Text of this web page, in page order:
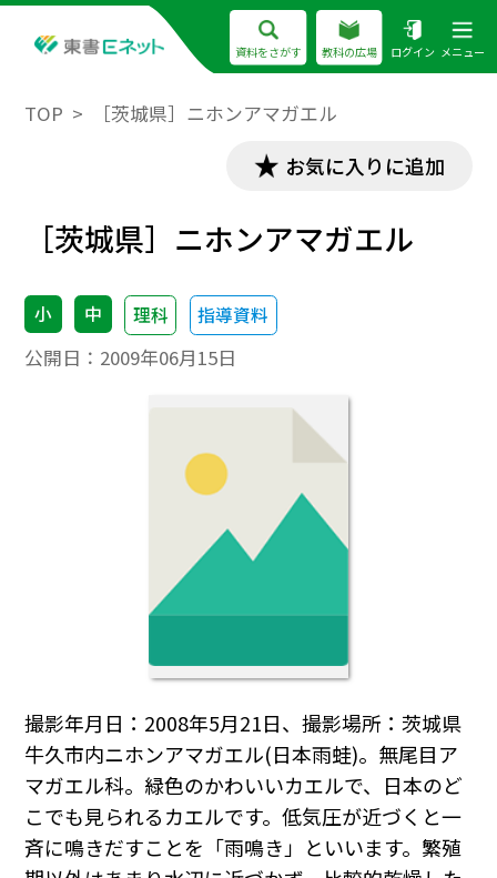
資料をさがす 教科の広場 ログイン メニュー
TOP ［茨城県］ニホンアマガエル
お気に入りに追加
［茨城県］ニホンアマガエル
小 中 理科 指導資料
公開日： 2009年06月15日
撮影年月日：2008年5月21日、撮影場所：茨城県
牛久市内ニホンアマガエル(日本雨蛙)。無尾目ア
マガエル科。緑色のかわいいカエルで、日本のど
こでも見られるカエルです。低気圧が近づくと一
斉に鳴きだすことを「雨鳴き」といいます。繁殖